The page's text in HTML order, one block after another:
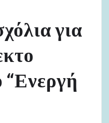
για
“Ενεργή